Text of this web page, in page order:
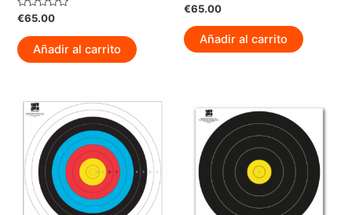
Valorado
con
de
5
€65.00
Añadir al carrito
Valorado
con
de
5
€65.00
Añadir al carrito